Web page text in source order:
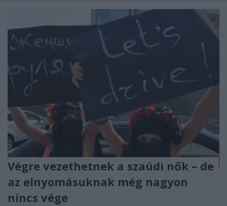
Végre vezethetnek a szaúdi nők – de
az elnyomásuknak még nagyon
nincs vége